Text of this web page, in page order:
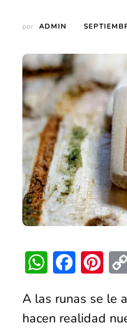
por ADMIN
A las runas se le
hacen realidad